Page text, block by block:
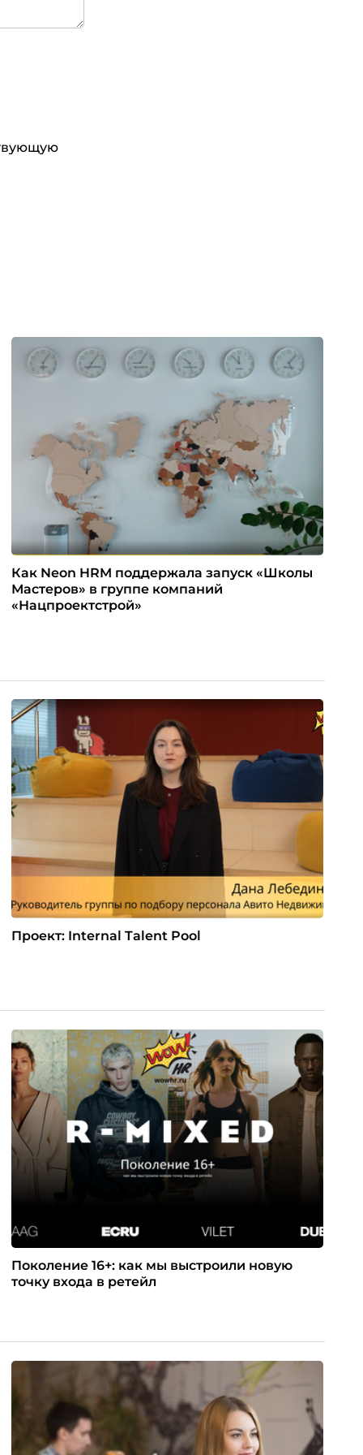
Как Neon HRM поддержала запуск «Школы
Мастеров» в группе компаний
«Нацпроектстрой»
Проект: Internal Talent Pool
Поколение 16+: как мы выстроили новую
точку входа в ретейл